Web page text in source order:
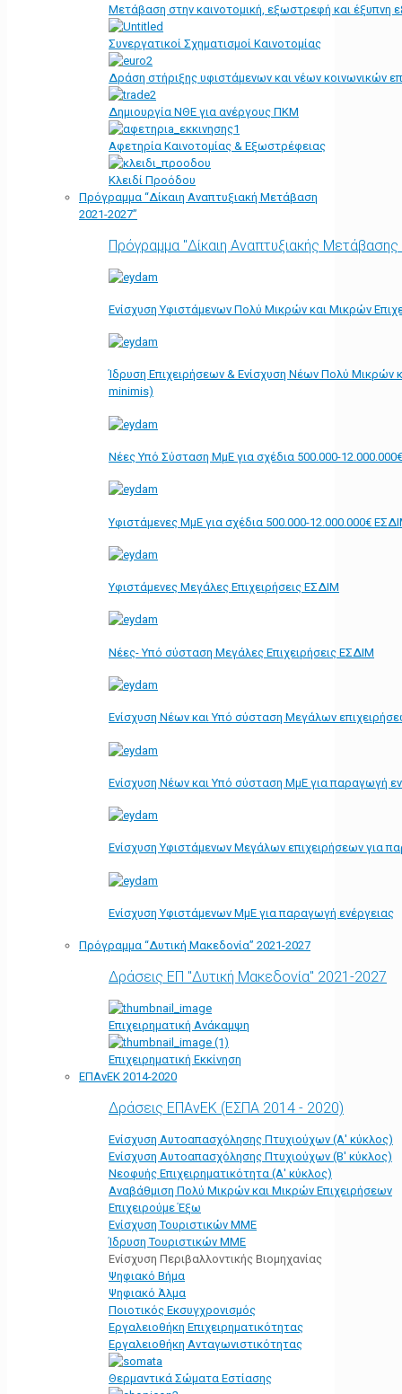
Μετάβαση στην καινοτομική, εξωστρεφή και έξυπνη
Συνεργατικοί Σχηματισμοί Καινοτομίας
Δράση στήριξης υφιστάμενων και νέων κοινωνικών
Δημιουργία ΝΘΕ για ανέργους ΠΚΜ
Αφετηρία Kαινοτομίας & Εξωστρέφειας
Κλειδί Προόδου
Πρόγραμμα “Δίκαιη Αναπτυξιακή Μετάβαση
2021-2027”
Πρόγραμμα "Δίκαιη Αναπτυξιακής
Ενίσχυση Υφιστάμενων Πολύ Μικρών και Μικρών
Ίδρυση Επιχειρήσεων & Ενίσχυση Νέων Πολύ Μικρών
minimis)
Νέες Υπό Σύσταση ΜμΕ για σχέδια 500.000-
Υφιστάμενες ΜμΕ για σχέδια 500.000-12.000.000€
Υφιστάμενες Μεγάλες Επιχειρήσεις ΕΣΔΙΜ
Νέες- Υπό σύσταση Μεγάλες Επιχειρήσεις ΕΣΔΙΜ
Ενίσχυση Νέων και Υπό σύσταση Μεγάλων
Ενίσχυση Νέων και Υπό σύσταση ΜμΕ για παραγωγή
Ενίσχυση Υφιστάμενων Μεγάλων επιχειρήσεων για
Ενίσχυση Υφιστάμενων ΜμΕ για παραγωγή ενέργειας
Πρόγραμμα “Δυτική Μακεδονία” 2021-2027
Δράσεις ΕΠ "Δυτική Μακεδονία" 2021-2027
Επιχειρηματική Ανάκαμψη
Επιχειρηματική Εκκίνηση
ΕΠΑνΕΚ 2014-2020
Δράσεις ΕΠΑνΕΚ (ΕΣΠΑ 2014 - 2020)
Ενίσχυση Αυτοαπασχόλησης Πτυχιούχων (Α' κύκλος)
Ενίσχυση Αυτοαπασχόλησης Πτυχιούχων (Β' κύκλος)
Νεοφυής Επιχειρηματικότητα (Α' κύκλος)
Αναβάθμιση Πολύ Μικρών και Μικρών Επιχειρήσεων
Επιχειρούμε Έξω
Ενίσχυση Τουριστικών ΜΜΕ
Ίδρυση Τουριστικών ΜΜΕ
Ενίσχυση Περιβαλλοντικής Βιομηχανίας
Ψηφιακό Βήμα
Ψηφιακό Άλμα
Ποιοτικός Εκσυγχρονισμός
Εργαλειοθήκη Eπιχειρηματικότητας
Εργαλειοθήκη Ανταγωνιστικότητας
Θερμαντικά Σώματα Εστίασης